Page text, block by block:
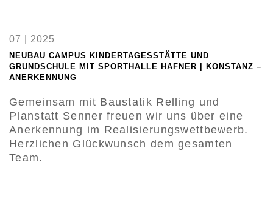
07 | 2025
NEUBAU CAMPUS KINDERTAGESSTÄTTE UND
GRUNDSCHULE MIT SPORTHALLE HAFNER | KONSTANZ –
ANERKENNUNG
Gemeinsam mit Baustatik Relling und
Planstatt Senner freuen wir uns über eine
Anerkennung im Realisierungswettbewerb.
Herzlichen Glückwunsch dem gesamten
Team.